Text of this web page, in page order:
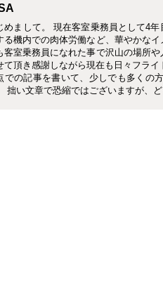
めまして。 現在客室乗務員として4
る機内での肉体労働など、華やかな
客室乗務員になれた事で沢山の場所
て頂き感謝しながら現在も日々フラ
での記事を書いて、少しでも多くの
拙い文章で恐縮ではございますが、